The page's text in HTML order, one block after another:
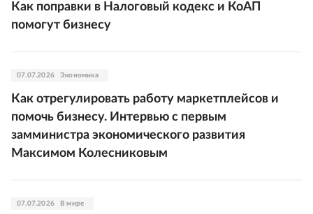
Как поправки в Налоговый кодекс и КоАП
помогут бизнесу
07.07.2026 Экономика
Как отрегулировать работу маркетплейсов и
помочь бизнесу. Интервью с первым
замминистра экономического развития
Максимом Колесниковым
07.07.2026 В мире